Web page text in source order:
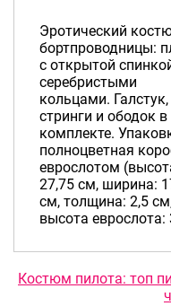
Эротический
бортпроводницы:
с открытой
серебристыми
кольцами. Галстук,
стринги и ободок в
комплекте.
полноцветная
еврослотом
27,75 см, ширина:
см, толщина: 2,5
высота еврослота:
Костюм пилота: топ